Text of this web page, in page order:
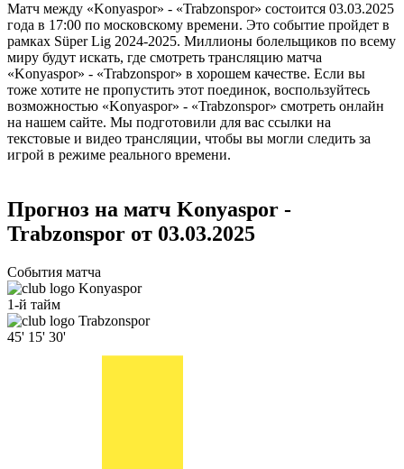
Матч между «Konyaspor» - «Trabzonspor» состоится 03.03.2025
года в 17:00 по московскому времени. Это событие пройдет в
рамках Süper Lig 2024-2025. Миллионы болельщиков по всему
миру будут искать, где смотреть трансляцию матча
«Konyaspor» - «Trabzonspor» в хорошем качестве. Если вы
тоже хотите не пропустить этот поединок, воспользуйтесь
возможностью «Konyaspor» - «Trabzonspor» смотреть онлайн
на нашем сайте. Мы подготовили для вас ссылки на
текстовые и видео трансляции, чтобы вы могли следить за
игрой в режиме реального времени.
Прогноз на матч Konyaspor -
Trabzonspor от 03.03.2025
События матча
Konyaspor
1-й тайм
Trabzonspor
45' 15' 30'